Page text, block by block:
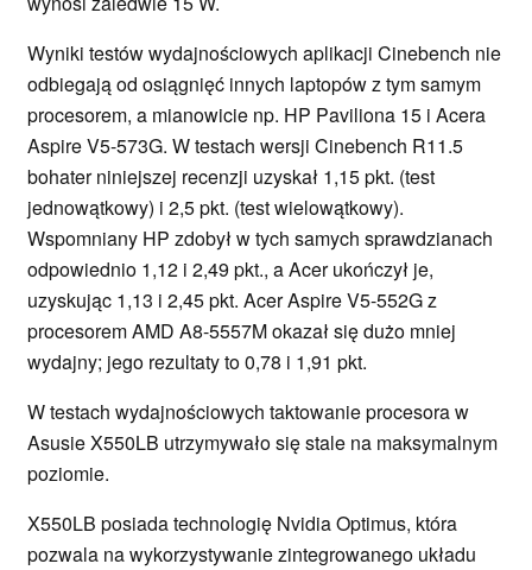
Wyniki testów wydajnościowych aplikacji Cinebench nie
odbiegają od osiągnięć innych laptopów z tym samym
procesorem, a mianowicie np. HP Paviliona 15 i Acera
Aspire V5-573G. W testach wersji Cinebench R11.5
bohater niniejszej recenzji uzyskał 1,15 pkt. (test
jednowątkowy) i 2,5 pkt. (test wielowątkowy).
Wspomniany HP zdobył w tych samych sprawdzianach
odpowiednio 1,12 i 2,49 pkt., a Acer ukończył je,
uzyskując 1,13 i 2,45 pkt. Acer Aspire V5-552G z
procesorem AMD A8-5557M okazał się dużo mniej
wydajny; jego rezultaty to 0,78 i 1,91 pkt.
W testach wydajnościowych taktowanie procesora w
Asusie X550LB utrzymywało się stale na maksymalnym
poziomie.
X550LB posiada technologię Nvidia Optimus, która
pozwala na wykorzystywanie zintegrowanego układu